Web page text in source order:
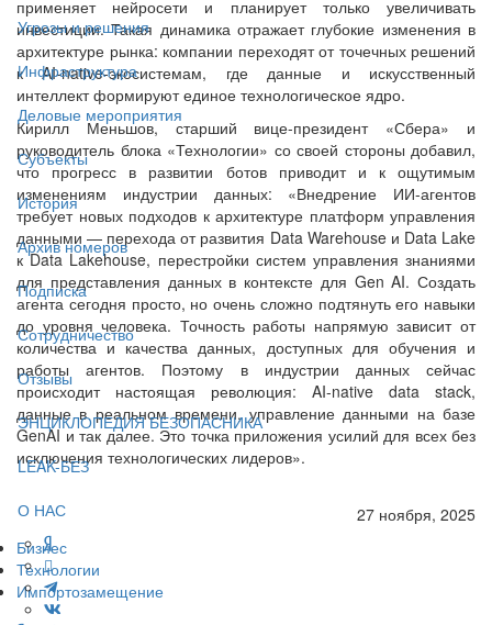
Угрозы и решения
Инфраструктура
Деловые мероприятия
Субъекты
История
Архив номеров
Подписка
Сотрудничество
Отзывы
ЭНЦИКЛОПЕДИЯ БЕЗОПАСНИКА
LEAK-БЕЗ
О НАС
применяет нейросети и планирует только увеличивать
инвестиции. Такая динамика отражает глубокие изменения в
архитектуре рынка: компании переходят от точечных решений
к AI-native-экосистемам, где данные и искусственный
интеллект формируют единое технологическое ядро.
Кирилл Меньшов, старший вице-президент «Сбера» и
руководитель блока «Технологии» со своей стороны добавил,
что прогресс в развитии ботов приводит и к ощутимым
изменениям индустрии данных: «Внедрение ИИ-агентов
требует новых подходов к архитектуре платформ управления
данными — перехода от развития Data Warehouse и Data Lake
к Data Lakehouse, перестройки систем управления знаниями
для представления данных в контексте для Gen AI. Создать
агента сегодня просто, но очень сложно подтянуть его навыки
до уровня человека. Точность работы напрямую зависит от
количества и качества данных, доступных для обучения и
работы агентов. Поэтому в индустрии данных сейчас
происходит настоящая революция: AI-native data stack,
данные в реальном времени, управление данными на базе
GenAI и так далее. Это точка приложения усилий для всех без
исключения технологических лидеров».
27 ноября, 2025
Бизнес
Технологии
Импортозамещение